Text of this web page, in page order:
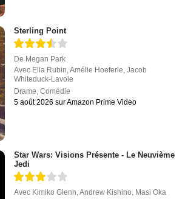
Sterling Point
De Megan Park
Avec Ella Rubin,Amélie Hoeferle,Jacob
Whiteduck-Lavoie
Drame,Comédie
5 août 2026 sur Amazon Prime Video
Star Wars: Visions Présente - Le Neuvième
Jedi
Avec Kimiko Glenn ,Andrew Kishino Masi Oka